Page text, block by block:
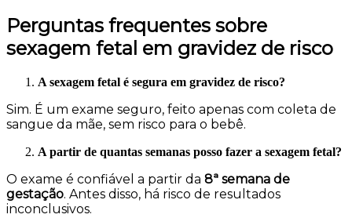
Perguntas frequentes sobre
sexagem fetal em gravidez de risco
A sexagem fetal é segura em gravidez de risco?
Sim. É um exame seguro, feito apenas com coleta de
sangue da mãe, sem risco para o bebê.
A partir de quantas semanas posso fazer a sexagem fetal?
O exame é confiável a partir da 8ª semana de
gestação. Antes disso, há risco de resultados
inconclusivos.